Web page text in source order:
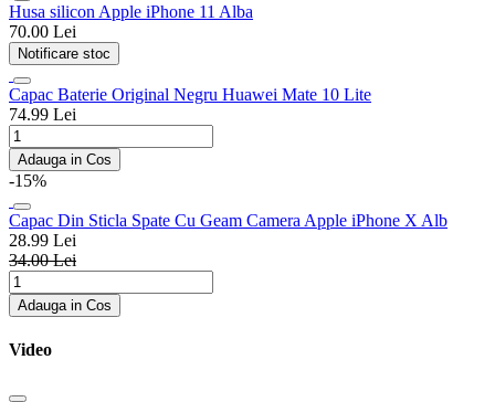
Husa silicon Apple iPhone 11 Alba
70.00 Lei
Notificare stoc
Capac Baterie Original Negru Huawei Mate 10 Lite
74.99 Lei
Adauga in Cos
-15%
Capac Din Sticla Spate Cu Geam Camera Apple iPhone X Alb
28.99 Lei
34.00 Lei
Adauga in Cos
Video